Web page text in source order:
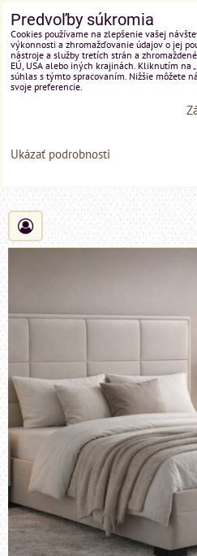
Predvoľby súkromia
Cookies používame na zlepšenie vašej
výkonnosti a zhromažďovanie údajov o jej
nástroje a služby tretích strán a
EÚ, USA alebo iných krajinách. Kliknutím na
súhlas s týmto spracovaním. Nižšie môžete
svoje preferencie.
Ukázať podrobnosti